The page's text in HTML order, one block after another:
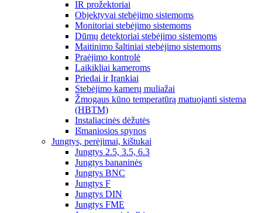
IR prožektoriai
Objektyvai stebėjimo sistemoms
Monitoriai stebėjimo sistemoms
Dūmų detektoriai stebėjimo sistemoms
Maitinimo šaltiniai stebėjimo sistemoms
Praėjimo kontrolė
Laikikliai kameroms
Priedai ir Įrankiai
Stebėjimo kamerų muliažai
Žmogaus kūno temperatūrą matuojanti sistema
(HBTM)
Instaliacinės dėžutės
Išmaniosios spynos
Jungtys, perėjimai, kištukai
Jungtys 2.5, 3.5, 6.3
Jungtys bananinės
Jungtys BNC
Jungtys F
Jungtys DIN
Jungtys FME